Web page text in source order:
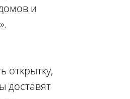
и
открытку,
доставят